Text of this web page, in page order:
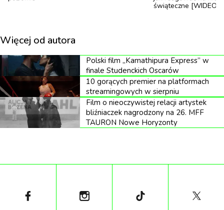
popkultury, bohaterowie ponownie spotykają się w
ambicji. Meryl Streep, Anne Hathaway, Emily Blunt
oraz Stanley Tucci wracają do swoich ikonicznych
ról, a za kamerą ponownie stanął David Frankel.
Kontynuacja opowiada o kryzysie tradycyjnych
mediów i zmieniającym się świecie luksusowych
magazynów, gdzie Miranda Priestly musi odnaleźć
się w nowej rzeczywistości.
świąteczne [WIDEO]
Więcej od autora
Polski film „Kamathipura Express” w
finale Studenckich Oscarów
10 gorących premier na platformach
streamingowych w sierpniu
Film o nieoczywistej relacji artystek
bliźniaczek nagrodzony na 26. MFF
TAURON Nowe Horyzonty